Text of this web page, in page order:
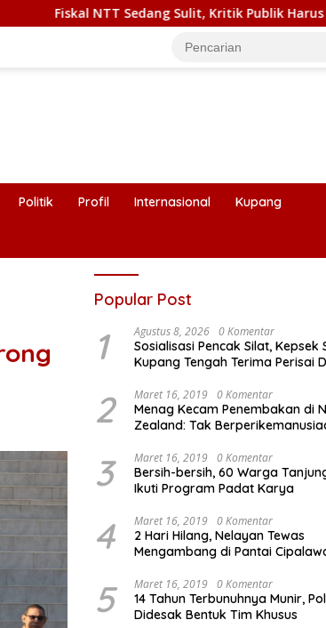
Kritik Publik Harus Tetap Rasional
Politik Profil Internasional Kupang
Popular Post
1 Agustus 8, 2026 0 Komentar
Sosialisasi Pencak Silat, Kepsek
Kupang Tengah Terima Perisai
2 Maret 16, 2019 0 Komentar
Menag Kecam Penembakan di
Zealand: Tak
3 Maret 16, 2019 0 Komentar
Bersih-bersih, 60 Warga
Ikuti Program Padat Karya
4 Maret 16, 2019 0 Komentar
2 Hari Hilang, Nelayan Tewas
Mengambang di Pantai
5 Maret 16, 2019 0 Komentar
14 Tahun Terbunuhnya Munir,
Didesak Bentuk Tim Khusus